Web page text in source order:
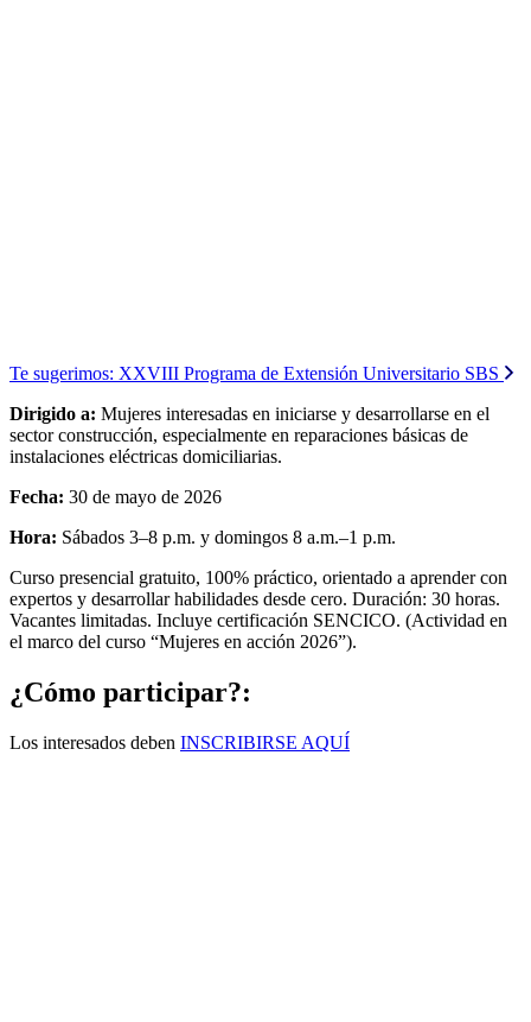
Te sugerimos: XXVIII Programa de Extensión Universitario SBS
Dirigido a: Mujeres interesadas en iniciarse y desarrollarse en el
sector construcción, especialmente en reparaciones básicas de
instalaciones eléctricas domiciliarias.
Fecha: 30 de mayo de 2026
Hora: Sábados 3–8 p.m. y domingos 8 a.m.–1 p.m.
Curso presencial gratuito, 100% práctico, orientado a aprender con
expertos y desarrollar habilidades desde cero. Duración: 30 horas.
Vacantes limitadas. Incluye certificación SENCICO. (Actividad en
el marco del curso “Mujeres en acción 2026”).
¿Cómo participar?:
Los interesados deben INSCRIBIRSE AQUÍ